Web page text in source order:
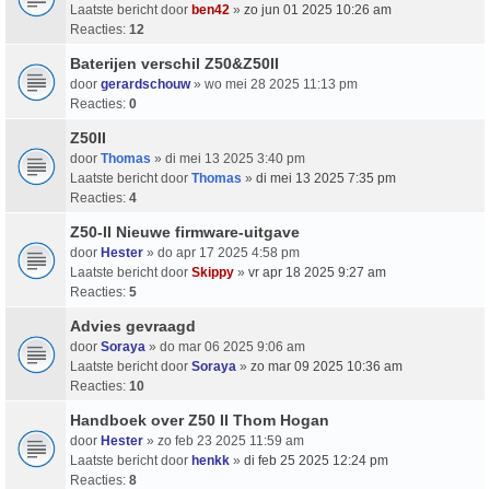
Laatste bericht door ben42 » zo jun 01 2025 10:26 am
Reacties: 12
Baterijen verschil Z50&Z50II
door gerardschouw» wo mei 28 2025 11:13 pm
Reacties: 0
Z50II
door Thomas » di mei 13 2025 3:40 pm
Laatste bericht door Thomas » di mei 13 2025 7:35 pm
Reacties: 4
Z50-II Nieuwe firmware-uitgave
door Hester » do apr 17 2025 4:58 pm
Laatste bericht door Skippy » vr apr 18 2025 9:27 am
Reacties: 5
Advies gevraagd
door Soraya » do mar 06 2025 9:06 am
Laatste bericht door Soraya » zo mar 09 2025 10:36 am
Reacties: 10
Handboek over Z50 II Thom Hogan
door Hester » zo feb 23 2025 11:59 am
Laatste bericht door henkk » di feb 25 2025 12:24 pm
Reacties: 8